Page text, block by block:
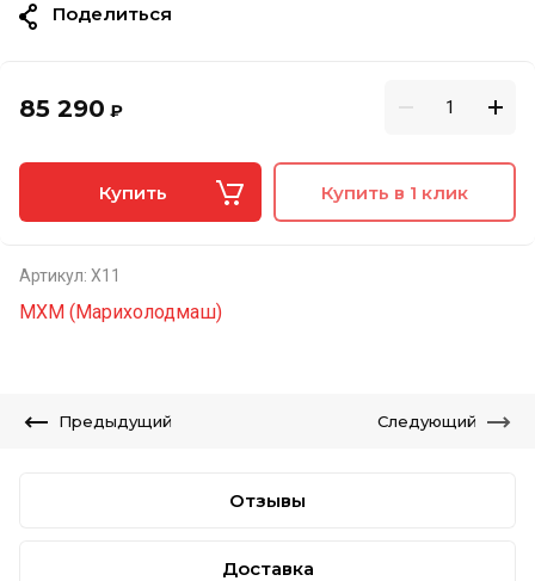
85 290 ₽
Купить Купить в 1 клик
Артикул: Х11
МХМ (Марихолодмаш)
Поделиться
Предыдущий Следующий
Отзывы
Доставка